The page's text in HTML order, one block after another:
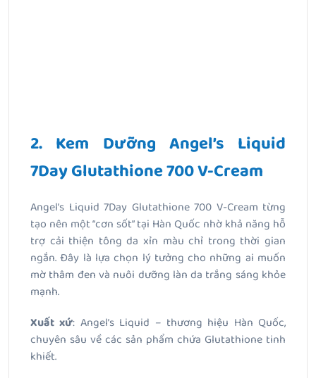
2. Kem Dưỡng Angel’s Liquid
7Day Glutathione 700 V-Cream
Angel’s Liquid 7Day Glutathione 700 V-Cream từng
tạo nên một “cơn sốt” tại Hàn Quốc nhờ khả năng hỗ
trợ cải thiện tông da xỉn màu chỉ trong thời gian
ngắn. Đây là lựa chọn lý tưởng cho những ai muốn
mờ thâm đen và nuôi dưỡng làn da trắng sáng khỏe
mạnh.
Xuất xứ: Angel’s Liquid – thương hiệu Hàn Quốc,
chuyên sâu về các sản phẩm chứa Glutathione tinh
khiết.